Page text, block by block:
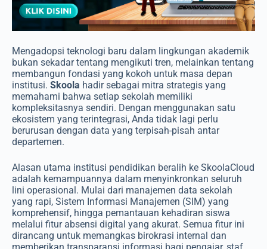
Mengadopsi teknologi baru dalam lingkungan akademik
bukan sekadar tentang mengikuti tren, melainkan tentang
membangun fondasi yang kokoh untuk masa depan
institusi. Skoola hadir sebagai mitra strategis yang
memahami bahwa setiap sekolah memiliki
kompleksitasnya sendiri. Dengan menggunakan satu
ekosistem yang terintegrasi, Anda tidak lagi perlu
berurusan dengan data yang terpisah-pisah antar
departemen.
Alasan utama institusi pendidikan beralih ke SkoolaCloud
adalah kemampuannya dalam menyinkronkan seluruh
lini operasional. Mulai dari manajemen data sekolah
yang rapi, Sistem Informasi Manajemen (SIM) yang
komprehensif, hingga pemantauan kehadiran siswa
melalui fitur absensi digital yang akurat. Semua fitur ini
dirancang untuk memangkas birokrasi internal dan